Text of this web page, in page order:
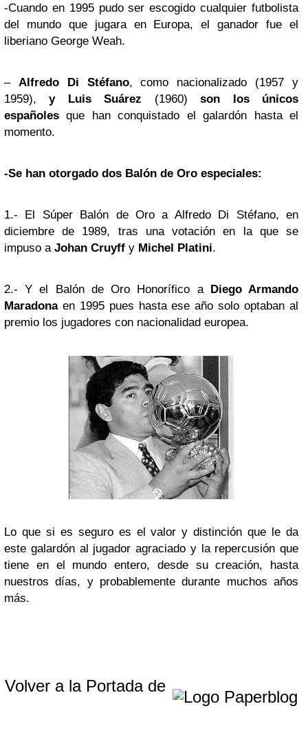
-Cuando en 1995 pudo ser escogido cualquier futbolista
del mundo que jugara en Europa, el ganador fue el
liberiano George Weah.
– Alfredo Di Stéfano, como nacionalizado (1957 y
1959),y Luis Suárez (1960)son los únicos
españolesque han conquistado el galardón hasta el
momento.
-Se han otorgado dos Balón de Oro especiales:
1.- El Súper Balón de Oro a Alfredo Di Stéfano, en
diciembre de 1989, tras una votación en la que se
impuso a Johan Cruyff y Michel Platini.
2.- Y el Balón de Oro Honorífico a Diego Armando
Maradonaen 1995 pues hasta ese año solo optaban al
premio los jugadores con nacionalidad europea.
Lo que si es seguro es el valor y distinción que le da
este galardón al jugador agraciado y la repercusión que
tiene en el mundo entero, desde su creación, hasta
nuestros días, y probablemente durante muchos años
más.
Volver a la Portada de